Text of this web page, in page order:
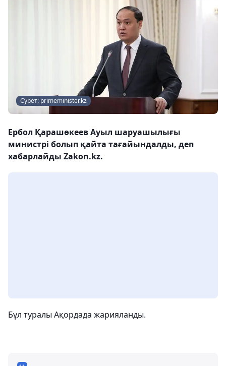
Сурет: primeminister.kz
Ербол Қарашөкеев Ауыл шаруашылығы
министрі болып қайта тағайындалды, деп
хабарлайды Zakon.kz.
Бұл туралы Ақордада жарияланды.